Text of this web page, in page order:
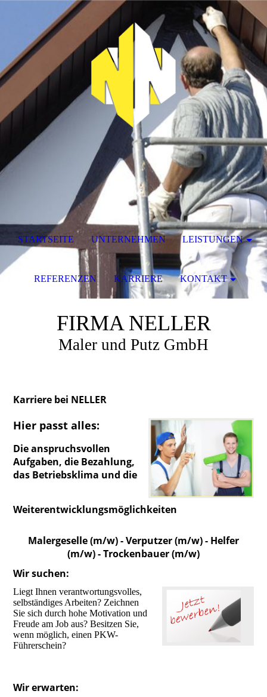
FIRMA NELLER
Maler und Putz GmbH
Karriere bei NELLER
Hier passt alles:
Die anspruchsvollen
Aufgaben, die Bezahlung,
das Betriebsklima und die
Weiterentwicklungsmöglichkeiten
Malergeselle (m/w) - Verputzer (m/w) - Helfer
(m/w) - Trockenbauer (m/w)
Wir suchen:
Liegt Ihnen verantwortungsvolles,
selbständiges Arbeiten? Zeichnen
Sie sich durch hohe Motivation und
Freude am Job aus? Besitzen Sie,
wenn möglich, einen PKW-
Führerschein?
Wir erwarten:
STARTSEITE UNTERNEHMEN LEISTUNGEN
REFERENZEN KARRIERE KONTAKT